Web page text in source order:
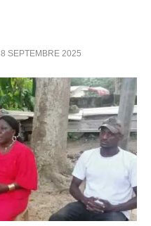
8 SEPTEMBRE 2025